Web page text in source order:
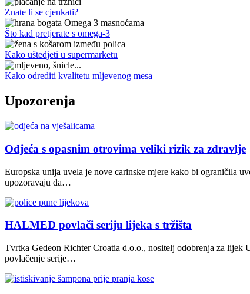
Znate li se cjenkati?
Što kad pretjerate s omega-3
Kako uštedjeti u supermarketu
Kako odrediti kvalitetu mljevenog mesa
Upozorenja
Odjeća s opasnim otrovima veliki rizik za zdravlje
Europska unija uvela je nove carinske mjere kako bi ograničila
upozoravaju da…
HALMED povlači seriju lijeka s tržišta
Tvrtka Gedeon Richter Croatia d.o.o., nositelj odobrenja za
povlačenje serije…